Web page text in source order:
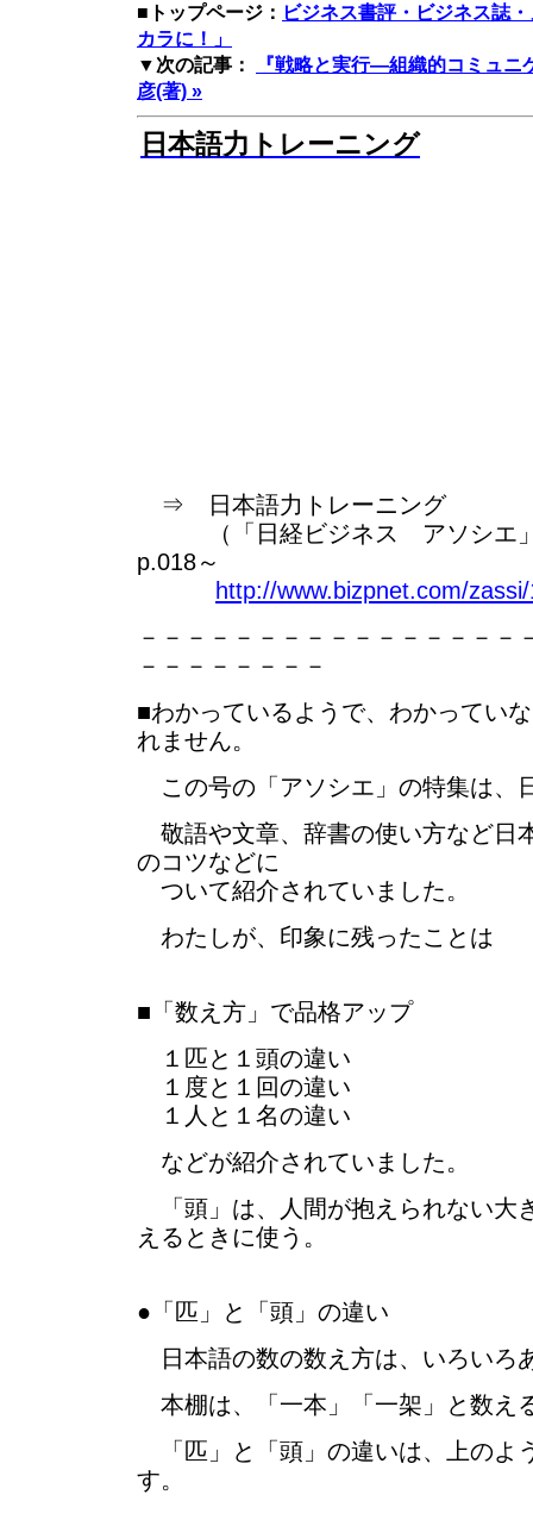
■トップページ： ビジネス書評・ビジネス誌
カラに！」
▼次の記事：
『戦略と実行―組織的コミュニ
彦(著) »
日本語力トレーニング
⇒ 日本語力トレーニング
（「日経ビジネス アソシエ
p.018～
http://www.bizpnet.com/
－－－－－－－－－－－－－－－－
－－－－－－－－
■わかっているようで、わかってい
れません。
この号の「アソシエ」の特集は、
敬語や文章、辞書の使い方など日
のコツなどに
ついて紹介されていました。
わたしが、印象に残ったことは
■「数え方」で品格アップ
１匹と１頭の違い
１度と１回の違い
１人と１名の違い
などが紹介されていました。
「頭」は、人間が抱えられない大
えるときに使う。
●「匹」と「頭」の違い
日本語の数の数え方は、いろいろ
本棚は、「一本」「一架」と数え
「匹」と「頭」の違いは、上のよ
す。